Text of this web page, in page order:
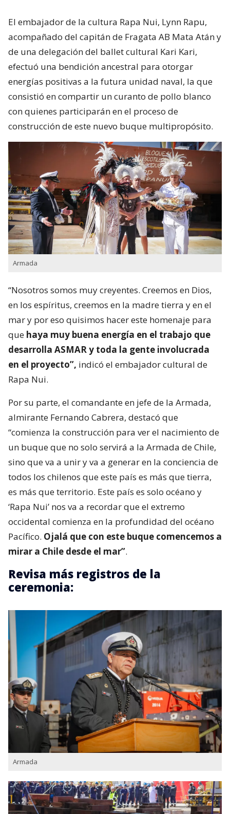
El embajador de la cultura Rapa Nui, Lynn Rapu,
acompañado del capitán de Fragata AB Mata Atán y
de una delegación del ballet cultural Kari Kari,
efectuó una bendición ancestral para otorgar
energías positivas a la futura unidad naval, la que
consistió en compartir un curanto de pollo blanco
con quienes participarán en el proceso de
construcción de este nuevo buque multipropósito.
Armada
“Nosotros somos muy creyentes. Creemos en Dios,
en los espíritus, creemos en la madre tierra y en el
mar y por eso quisimos hacer este homenaje para
que haya muy buena energía en el trabajo que
desarrolla ASMAR y toda la gente involucrada
en el proyecto”, indicó el embajador cultural de
Rapa Nui.
Por su parte, el comandante en jefe de la Armada,
almirante Fernando Cabrera, destacó que
“comienza la construcción para ver el nacimiento de
un buque que no solo servirá a la Armada de Chile,
sino que va a unir y va a generar en la conciencia de
todos los chilenos que este país es más que tierra,
es más que territorio. Este país es solo océano y
‘Rapa Nui’ nos va a recordar que el extremo
occidental comienza en la profundidad del océano
Pacífico. Ojalá que con este buque comencemos a
mirar a Chile desde el mar”.
Revisa más registros de la
ceremonia:
Armada